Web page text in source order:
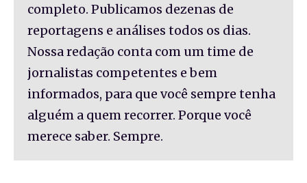
completo. Publicamos dezenas de
reportagens e análises todos os dias.
Nossa redação conta com um time de
jornalistas competentes e bem
informados, para que você sempre tenha
alguém a quem recorrer. Porque você
merece saber. Sempre.